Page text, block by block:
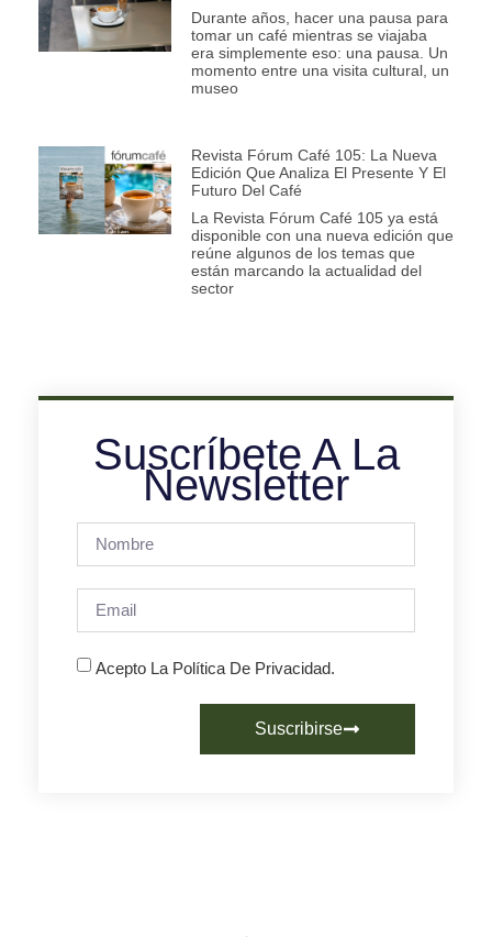
Durante años, hacer una pausa para
tomar un café mientras se viajaba
era simplemente eso: una pausa. Un
momento entre una visita cultural, un
museo
Revista Fórum Café 105: La Nueva
Edición Que Analiza El Presente Y El
Futuro Del Café
La Revista Fórum Café 105 ya está
disponible con una nueva edición que
reúne algunos de los temas que
están marcando la actualidad del
sector
Suscríbete A La
Newsletter
Acepto La Política De Privacidad.
Suscribirse